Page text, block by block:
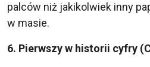
palców niż jakikolwiek inny
w masie.
6. Pierwszy w historii cyfry